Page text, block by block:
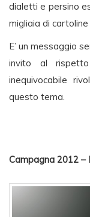
dialetti e persino
migliaia di
E’ un messaggio
invito al
inequivocabile
questo tema.
Campagna 2012 –